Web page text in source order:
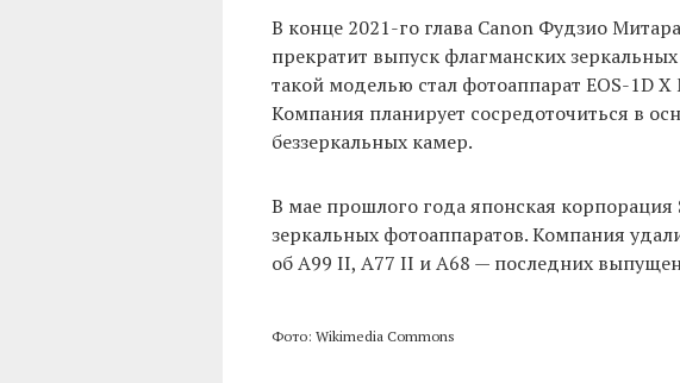
В конце 2021-го глава Canon Фудзио
прекратит выпуск флагманских
такой моделью стал фотоаппарат EOS-1D
Компания планирует сосредоточиться в
беззеркальных камер.
В мае прошлого года японская корпорация
зеркальных фотоаппаратов. Компания
об A99 II, A77 II и A68 — последних
Фото: Wikimedia Commons